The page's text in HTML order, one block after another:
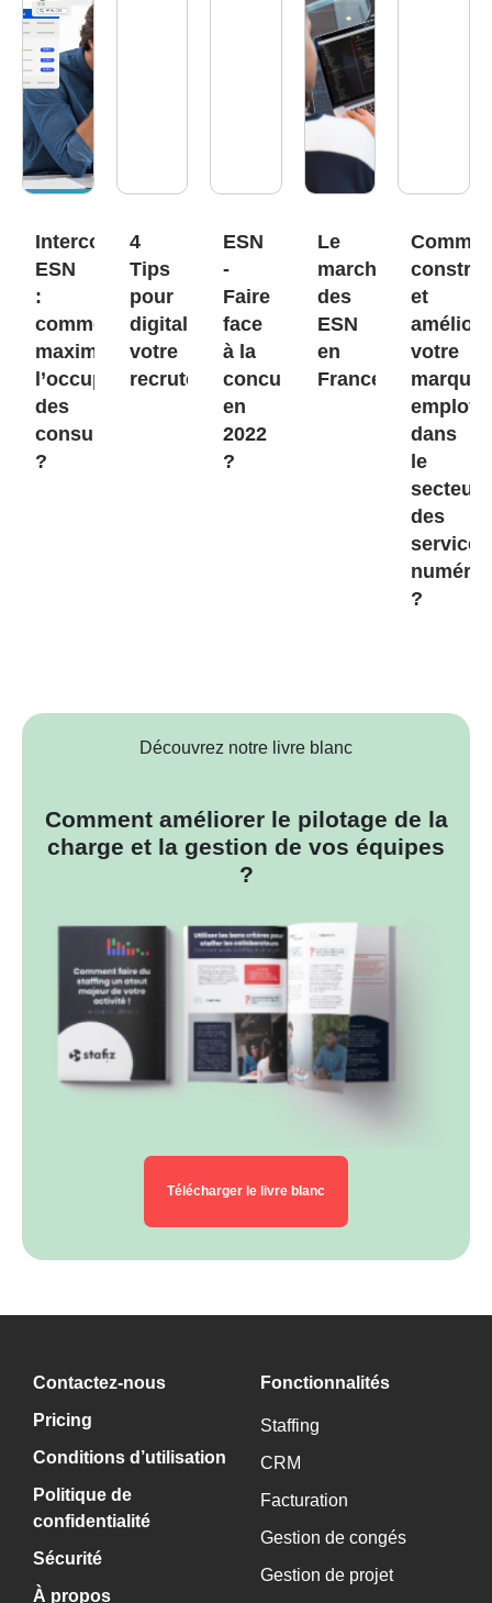
Intercontrat
ESN
:
comment
maximiser
l’occupation
des
consultants
?
4
Tips
pour
digitaliser
votre
recrutement
ESN
-
Faire
face
à la
concurrence
en
2022
?
Le
marché
des
ESN
en
France
et
votre
marque
dans
le
secteur
des
services
?
Découvrez notre livre blanc
Comment améliorer le pilotage de la
charge et la gestion de vos équipes
?
Télécharger le livre blanc
Contactez-nous
Pricing
Conditions d’utilisation
Politique de
confidentialité
Sécurité
À propos
Fonctionnalités
Staffing
CRM
Facturation
Gestion de congés
Gestion de projet